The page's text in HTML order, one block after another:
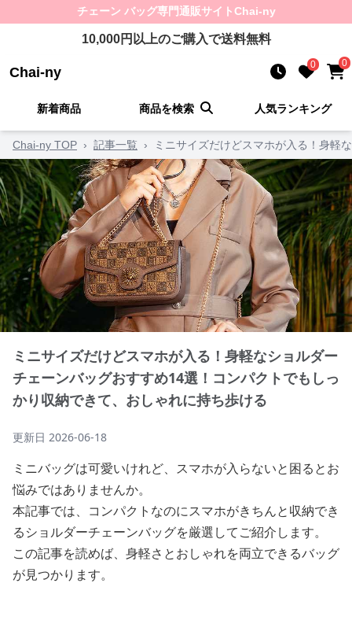
チェーン バッグ専門通販サイトChai-ny
10,000円以上のご購入で送料無料
Chai-ny 0 0
新着商品 商品を検索 人気ランキング
Chai-ny TOP › 記事一覧 › ミニサイズだけどスマホが入る！身軽
ミニサイズだけどスマホが入る！身軽なショルダー
チェーンバッグおすすめ14選！コンパクトでもしっ
かり収納できて、おしゃれに持ち歩ける
更新日 2026-06-18
ミニバッグは可愛いけれど、スマホが入らないと困るとお
悩みではありませんか。
本記事では、コンパクトなのにスマホがきちんと収納でき
るショルダーチェーンバッグを厳選してご紹介します。
この記事を読めば、身軽さとおしゃれを両立できるバッグ
が見つかります。